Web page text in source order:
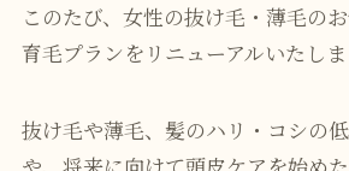
このたび、女性の抜け毛・薄毛の
育毛プランをリニューアルいたし
抜け毛や薄毛、髪のハリ・コシの